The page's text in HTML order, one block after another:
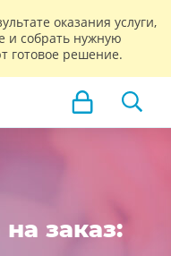
оказания услуги,
и собрать нужную
готовое решение.
заказ: